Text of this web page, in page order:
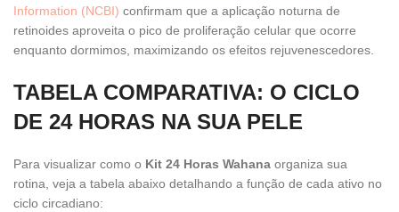
Information (NCBI) confirmam que a aplicação noturna de
retinoides aproveita o pico de proliferação celular que ocorre
enquanto dormimos, maximizando os efeitos rejuvenescedores.
TABELA COMPARATIVA: O CICLO
DE 24 HORAS NA SUA PELE
Para visualizar como o Kit 24 Horas Wahana organiza sua
rotina, veja a tabela abaixo detalhando a função de cada ativo no
ciclo circadiano: